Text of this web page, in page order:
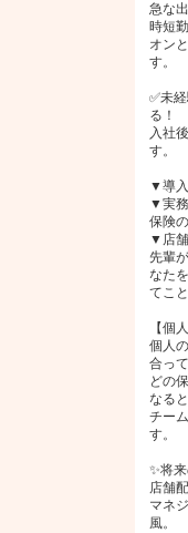
急な
時短
オン
す。
✅未
る！
入社
す。
▼導入
▼実務
保険
▼店
先輩
なた
てこ
【個
個人
合っ
どの
なる
チー
す。
✨将
店舗
マネ
風。